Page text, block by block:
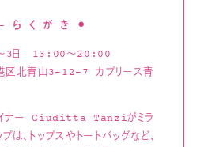
く が き ⚫︎
〜3日 13:00〜20:00
区北青山3-12-7 カプリース青
イナー Giuditta Tanziがミラ
は、トップスやトートバッグなど、